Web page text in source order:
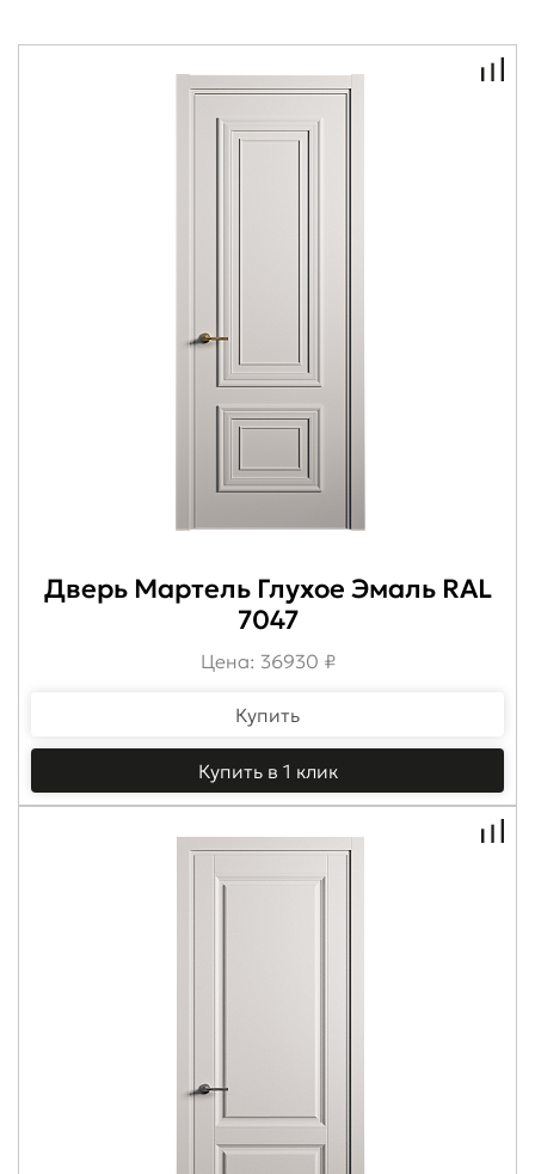
Дверь Мартель Глухое Эмаль RAL
7047
Цена: 36930 ₽
Купить
Купить в 1 клик